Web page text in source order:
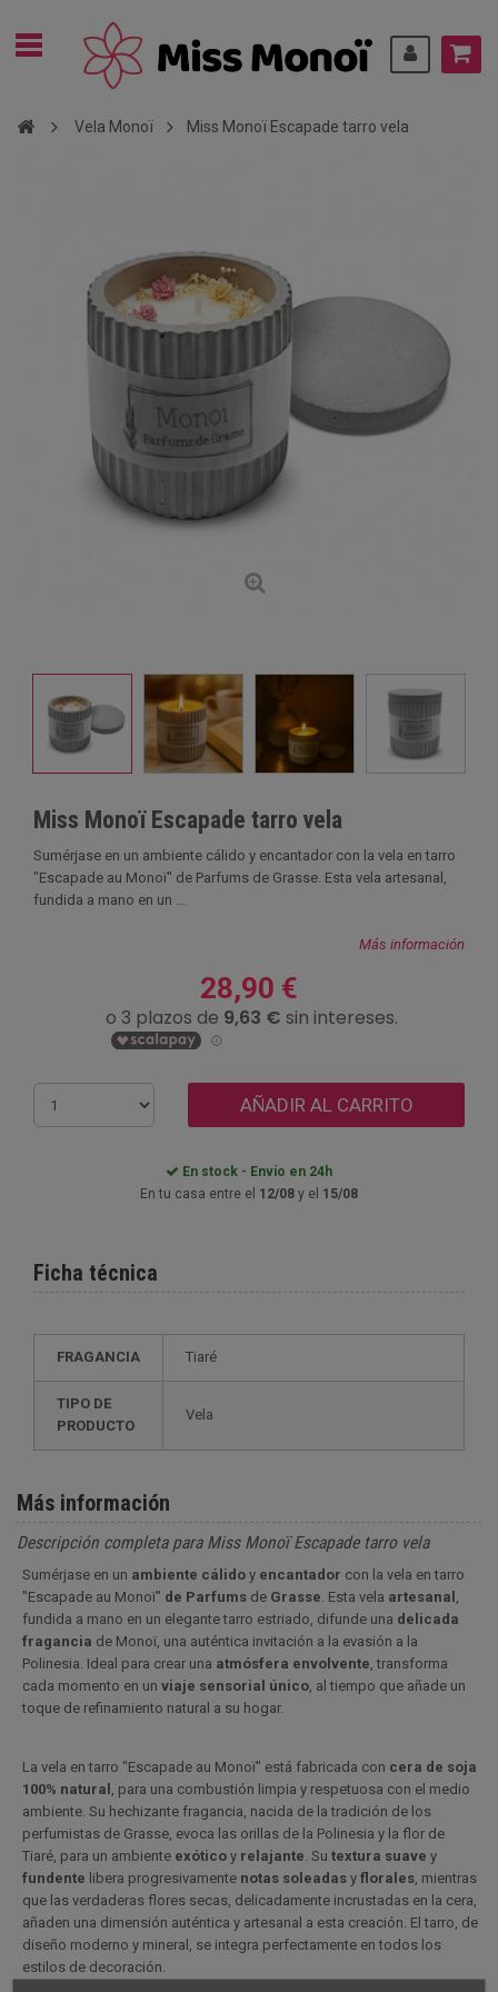
Vela Monoï Miss Monoï Escapade tarro vela
Miss Monoï Escapade tarro vela
Sumérjase en un ambiente cálido y encantador con la vela en tarro
"Escapade au Monoï" de Parfums de Grasse. Esta vela artesanal,
fundida a mano en un ...
Más información
28,90 €
AÑADIR AL CARRITO
En stock - Envío en 24h
En tu casa entre el 12/08 y el 15/08
Ficha técnica
FRAGANCIA Tiaré
TIPO DE
PRODUCTO
Vela
Más información
Descripción completa para Miss Monoï Escapade tarro vela
Sumérjase en un ambiente cálido y encantador con la vela en tarro
"Escapade au Monoï" de Parfums de Grasse. Esta vela artesanal ,
fundida a mano en un elegante tarro estriado, difunde una delicada
fragancia de Monoï, una auténtica invitación a la evasión a la
Polinesia. Ideal para crear una atmósfera envolvente, transforma
cada momento en un viaje sensorial único, al tiempo que añade un
toque de refinamiento natural a su hogar.
La vela en tarro "Escapade au Monoï" está fabricada con cera de soja
100% natural , para una combustión limpia y respetuosa con el medio
ambiente. Su hechizante fragancia, nacida de la tradición de los
perfumistas de Grasse, evoca las orillas de la Polinesia y la flor de
Tiaré, para un ambiente exótico y relajante. Su textura suave y
fundente libera progresivamente notas soleadas y florales, mientras
que las verdaderas flores secas, delicadamente incrustadas en la cera,
añaden una dimensión auténtica y artesanal a esta creación. El tarro, de
diseño moderno y mineral, se integra perfectamente en todos los
estilos de decoración.